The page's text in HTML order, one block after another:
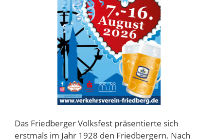
Das Friedberger Volksfest präsentierte sich
erstmals im Jahr 1928 den Friedbergern. Nach